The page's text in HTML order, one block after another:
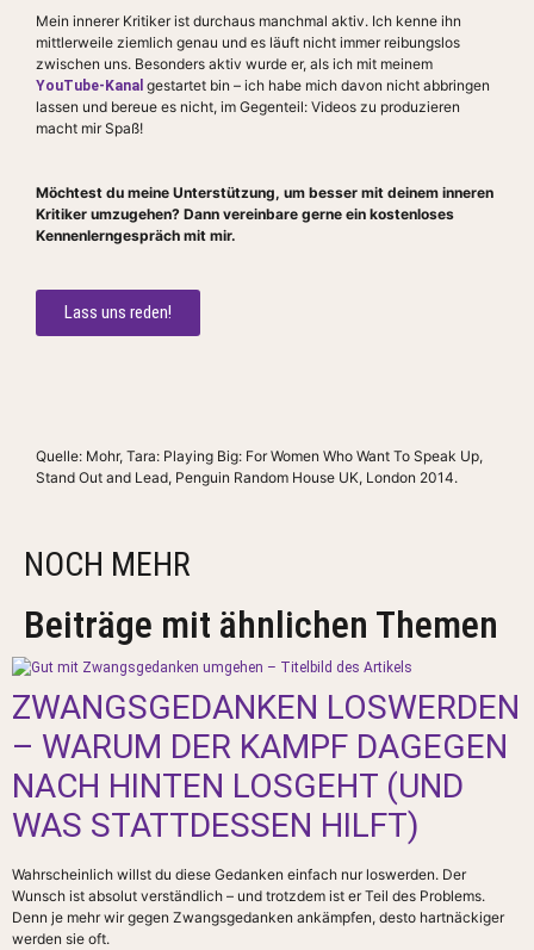
Mein innerer Kritiker ist durchaus manchmal aktiv. Ich kenne ihn
mittlerweile ziemlich genau und es läuft nicht immer reibungslos
zwischen uns. Besonders aktiv wurde er, als ich mit meinem
YouTube-Kanal gestartet bin – ich habe mich davon nicht abbringen
lassen und bereue es nicht, im Gegenteil: Videos zu produzieren
macht mir Spaß!
Möchtest du meine Unterstützung, um besser mit deinem inneren
Kritiker umzugehen? Dann vereinbare gerne ein kostenloses
Kennenlerngespräch mit mir.
Lass uns reden!
Quelle: Mohr, Tara: Playing Big: For Women Who Want To Speak Up,
Stand Out and Lead, Penguin Random House UK, London 2014.
NOCH MEHR
Beiträge mit ähnlichen Themen
ZWANGSGEDANKEN LOSWERDEN
– WARUM DER KAMPF DAGEGEN
NACH HINTEN LOSGEHT (UND
WAS STATTDESSEN HILFT)
Wahrscheinlich willst du diese Gedanken einfach nur loswerden. Der
Wunsch ist absolut verständlich – und trotzdem ist er Teil des Problems.
Denn je mehr wir gegen Zwangsgedanken ankämpfen, desto hartnäckiger
werden sie oft.